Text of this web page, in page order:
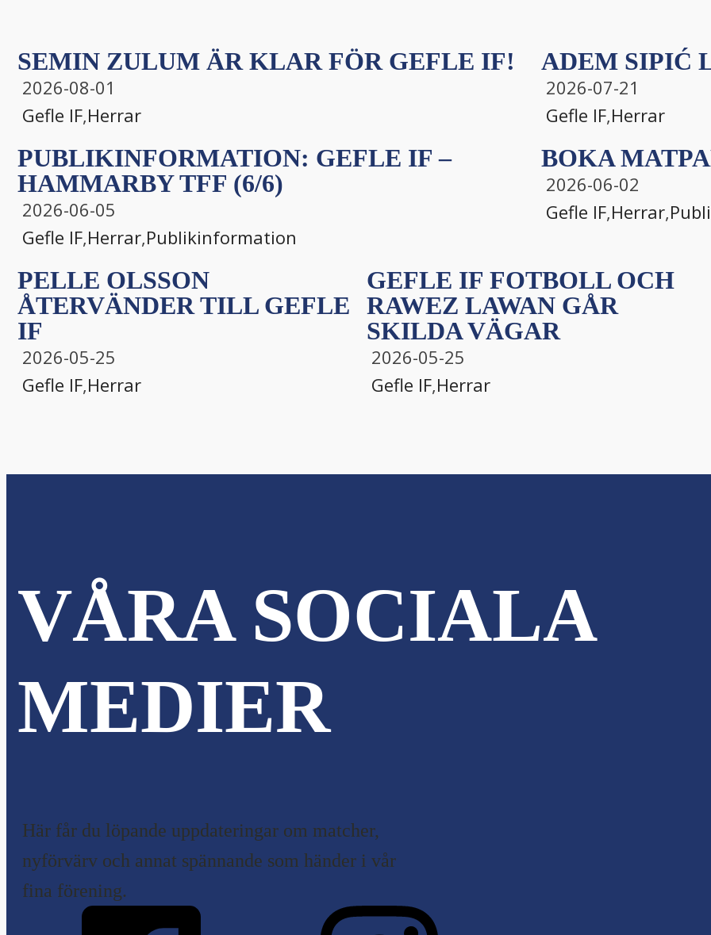
SEMIN ZULUM ÄR KLAR FÖR GEFLE IF!
2026-08-01
Gefle IF,Herrar
ADEM SIPIĆ
2026-07-21
Gefle IF,Herrar
PUBLIKINFORMATION: GEFLE IF –
HAMMARBY TFF (6/6)
2026-06-05
Gefle IF,Herrar,Publikinformation
BOKA
2026-06-02
Gefle IF,Herrar,
PELLE OLSSON
ÅTERVÄNDER TILL GEFLE
IF
2026-05-25
Gefle IF,Herrar
GEFLE IF FOTBOLL OCH
RAWEZ LAWAN GÅR
SKILDA VÄGAR
2026-05-25
Gefle IF,Herrar
VÅRA SOCIALA
MEDIER
Här får du löpande uppdateringar om matcher,
nyförvärv och annat spännande som händer i vår
fina förening.